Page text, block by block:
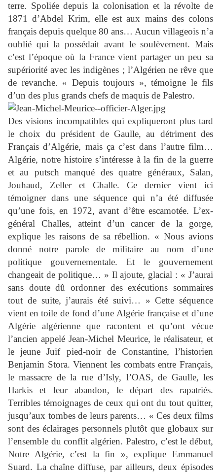
terre. Spoliée depuis la colonisation et la révolte de
1871 d’Abdel Krim, elle est aux mains des colons
français depuis quelque 80 ans… Aucun villageois n’a
oublié qui la possédait avant le soulèvement. Mais
c’est l’époque où la France vient partager un peu sa
supériorité avec les indigènes ; l’Algérien ne rêve que
de revanche. « Depuis toujours », témoigne le fils
d’un des plus grands chefs de maquis de Palestro.
Des visions incompatibles qui expliqueront plus tard
le choix du président de Gaulle, au détriment des
Français d’Algérie, mais ça c’est dans l’autre film…
Algérie, notre histoire s’intéresse à la fin de la guerre
et au putsch manqué des quatre généraux, Salan,
Jouhaud, Zeller et Challe. Ce dernier vient ici
témoigner dans une séquence qui n’a été diffusée
qu’une fois, en 1972, avant d’être escamotée. L’ex-
général Challes, atteint d’un cancer de la gorge,
explique les raisons de sa rébellion. « Nous avions
donné notre parole de militaire au nom d’une
politique gouvernementale. Et le gouvernement
changeait de politique… » Il ajoute, glacial : « J’aurai
sans doute dû ordonner des exécutions sommaires
tout de suite, j’aurais été suivi… » Cette séquence
vient en toile de fond d’une Algérie française et d’une
Algérie algérienne que racontent et qu’ont vécue
l’ancien appelé Jean-Michel Meurice, le réalisateur, et
le jeune Juif pied-noir de Constantine, l’historien
Benjamin Stora. Viennent les combats entre Français,
le massacre de la rue d’Isly, l’OAS, de Gaulle, les
Harkis et leur abandon, le départ des rapatriés.
Terribles témoignages de ceux qui ont du tout quitter,
jusqu’aux tombes de leurs parents… « Ces deux films
sont des éclairages personnels plutôt que globaux sur
l’ensemble du conflit algérien. Palestro, c’est le début,
Notre Algérie, c’est la fin », explique Emmanuel
Suard. La chaîne diffuse, par ailleurs, deux épisodes